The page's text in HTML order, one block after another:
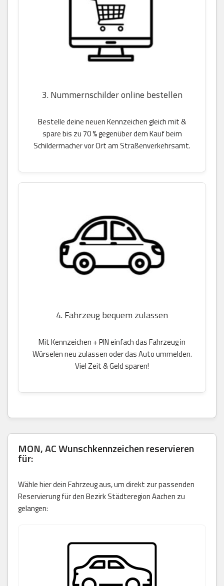
3. Nummernschilder online bestellen
Bestelle deine neuen Kennzeichen gleich mit &
spare bis zu 70 % gegenüber dem Kauf beim
Schildermacher vor Ort am Straßenverkehrsamt.
4. Fahrzeug bequem zulassen
Mit Kennzeichen + PIN einfach das Fahrzeug in
Würselen neu zulassen oder das Auto ummelden.
Viel Zeit & Geld sparen!
MON, AC Wunschkennzeichen reservieren
für:
Wähle hier dein Fahrzeug aus, um direkt zur passenden
Reservierung für den Bezirk Städteregion Aachen zu
gelangen: